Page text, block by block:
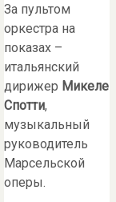
За пультом
оркестра на
показах –
итальянский
дирижер Микеле
Спотти,
музыкальный
руководитель
Марсельской
оперы.